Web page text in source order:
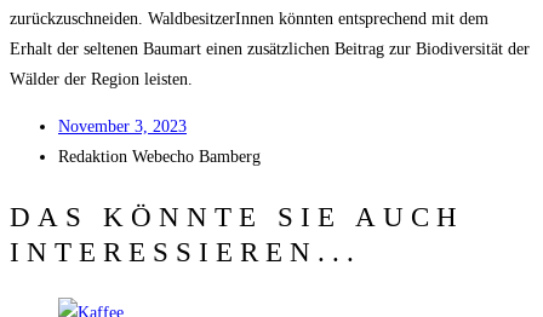
zurück­zu­schnei­den. Wald­be­sit­ze­rIn­nen könn­ten ent­spre­chend mit dem
Erhalt der sel­te­nen Baum­art einen zusätz­li­chen Bei­trag zur Bio­di­ver­si­tät der
Wäl­der der Regi­on leisten.
Novem­ber 3, 2023
Redak­ti­on Web­echo Bamberg
DAS KÖNNTE SIE AUCH
INTERESSIEREN...